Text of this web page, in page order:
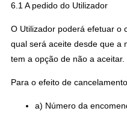
6.1 A pedido do Utilizador
O Utilizador poderá efetuar o
qual será aceite desde que a
tem a opção de não a aceitar.
Para o efeito de
a) Número da